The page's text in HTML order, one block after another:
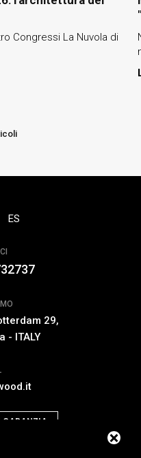
Congressi La Nuvola di
ES
29,
- ITALY
GARANZIA